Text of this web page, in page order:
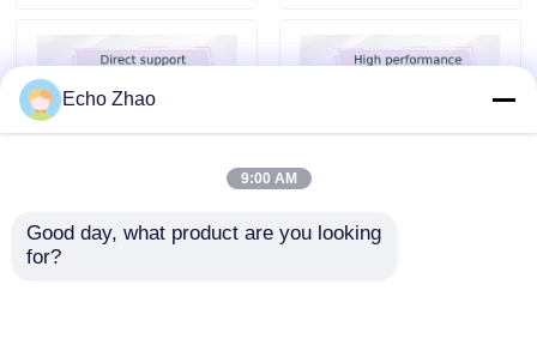
お問い合わせ
事件
Extreme Networks
Echo Zhao
9:00 AM
Good day, what product are you looking
for?